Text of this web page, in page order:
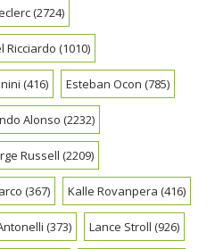
(2724)
Ricciardo (1010)
(416) Esteban Ocon (785)
Alonso (2232)
Russell (2209)
(367) Kalle Rovanpera (416)
(373) Lance Stroll (926)